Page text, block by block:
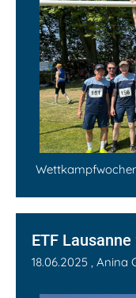
ETF Lausanne
18.06.2025 , Anina